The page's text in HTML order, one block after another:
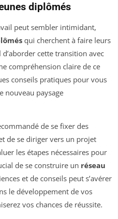
diplômés
peut sembler intimidant,
qui cherchent à faire leurs
cette transition avec
compréhension claire de ce
conseils pratiques pour vous
nouveau paysage
de se fixer des
de se diriger vers un projet
les étapes nécessaires pour
de se construire un réseau
et de conseils peut s’avérer
le développement de vos
vos chances de réussite.